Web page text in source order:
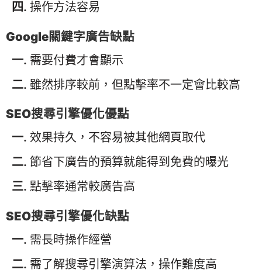
操作方法容易
Google關鍵字廣告缺點
需要付費才會顯示
雖然排序較前，但點擊率不一定會比較高
SEO搜尋引擎優化優點
效果持久，不容易被其他網頁取代
節省下廣告的預算就能得到免費的曝光
點擊率通常較廣告高
SEO搜尋引擎優化缺點
需長時操作經營
需了解搜尋引擎演算法，操作難度高